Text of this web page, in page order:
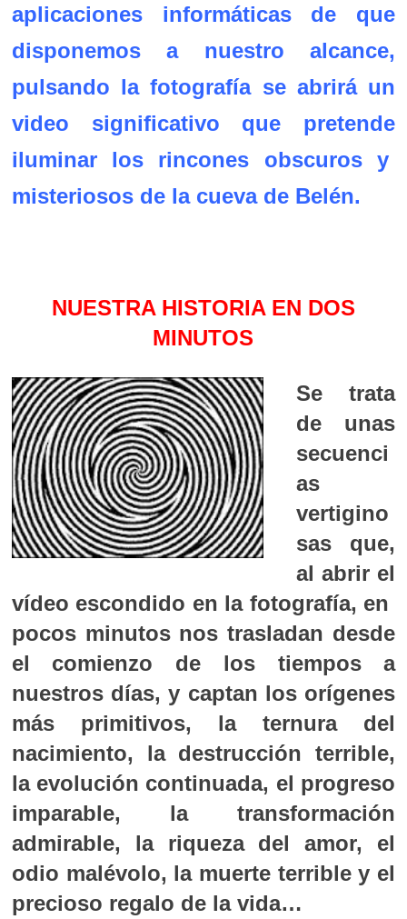
aplicaciones informáticas de que
disponemos a nuestro alcance,
pulsando la fotografía se abrirá un
video significativo que pretende
iluminar los rincones obscuros y
misteriosos de la cueva de Belén.
NUESTRA HISTORIA EN DOS
MINUTOS
Se trata
de unas
secuenci
as
vertigino
sas que,
al abrir el
vídeo escondido en la fotografía, en
pocos minutos nos trasladan desde
el comienzo de los tiempos a
nuestros días, y captan los orígenes
más primitivos, la ternura del
nacimiento, la destrucción terrible,
la evolución continuada, el progreso
imparable, la transformación
admirable, la riqueza del amor, el
odio malévolo, la muerte terrible y el
precioso regalo de la vida…